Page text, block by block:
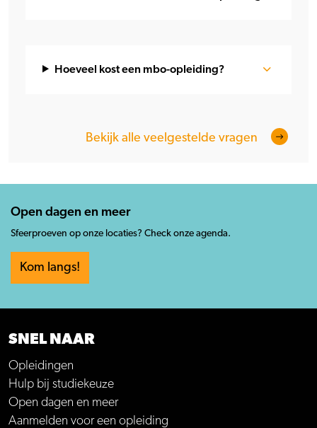
Hoeveel kost een mbo-opleiding?
Bekijk alle veelgestelde vragen
Open dagen en meer
Sfeerproeven op onze locaties? Check onze agenda.
Kom langs!
SNEL NAAR
Opleidingen
Hulp bij studiekeuze
Open dagen en meer
Aanmelden voor een opleiding